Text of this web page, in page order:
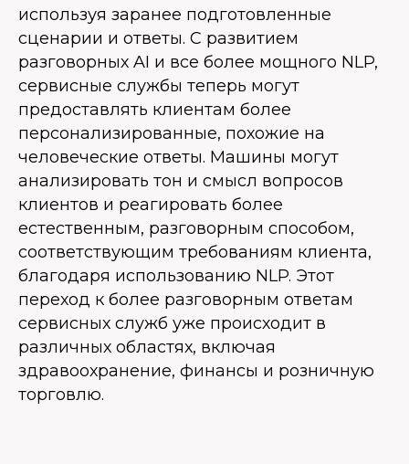
используя заранее подготовленные
сценарии и ответы. С развитием
разговорных AI и все более мощного NLP,
сервисные службы теперь могут
предоставлять клиентам более
персонализированные, похожие на
человеческие ответы. Машины могут
анализировать тон и смысл вопросов
клиентов и реагировать более
естественным, разговорным способом,
соответствующим требованиям клиента,
благодаря использованию NLP. Этот
переход к более разговорным ответам
сервисных служб уже происходит в
различных областях, включая
здравоохранение, финансы и розничную
торговлю.